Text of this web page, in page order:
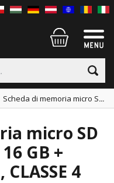
Scheda di memoria micro S...
micro SD
GB +
4